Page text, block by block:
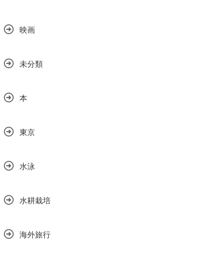
映画
未分類
本
東京
水泳
水耕栽培
海外旅行